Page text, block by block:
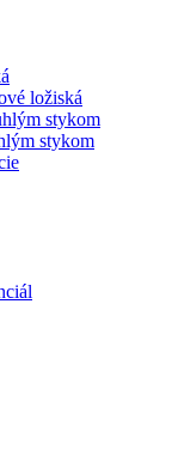
ložiská
stykom
stykom